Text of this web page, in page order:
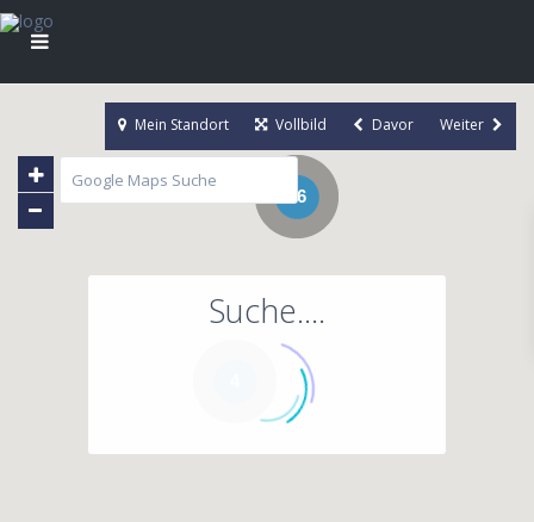
86
Suche....
Mein Standort Vollbild Davor Weiter